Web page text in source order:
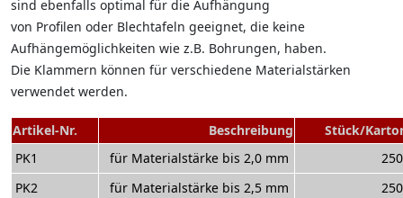
sind ebenfalls optimal für die Aufhängung
von Profilen oder Blechtafeln geeignet, die keine
Aufhängemöglichkeiten wie z.B. Bohrungen, haben.
Die Klammern können für verschiedene Materialstärken
verwendet werden.
Artikel-Nr. Beschreibung Stück/
PK1 für Materialstärke bis 2,0 mm
250
PK2
für Materialstärke bis 2,5 mm 250